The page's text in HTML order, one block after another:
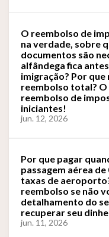
O reembolso de
na verdade, sobre
documentos são
alfândega fica
imigração? Por que
reembolso total?
reembolso de
iniciantes!
jun. 12, 2026
Por que pagar
passagem aérea
taxas de
reembolso se não
detalhamento do
recuperar seu
jun. 11, 2026